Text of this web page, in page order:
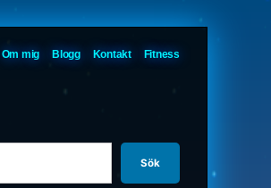
Om mig Blogg Kontakt Fitness